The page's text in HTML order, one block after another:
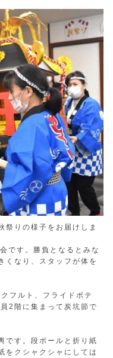
祭りの様子をお届けしま
です。勝負となるとみな
くなり、スタッフが体を
フルト、フライドポテ
2階に集まって炭坑節で
です。段ボールと折り紙
をクシャクシャにしては